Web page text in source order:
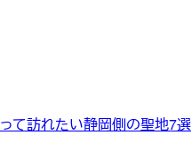
って訪れたい静岡側の聖地7選